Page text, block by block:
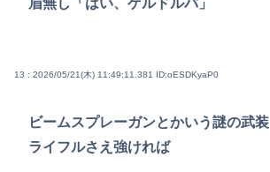
眉無し「はい、ゲルドルバ」
13 : 2026/05/21(木) 11:49:11.381 ID:oESDKyaP0
ビームスプレーガンとかいう謎の武装
ライフルさえ強ければ